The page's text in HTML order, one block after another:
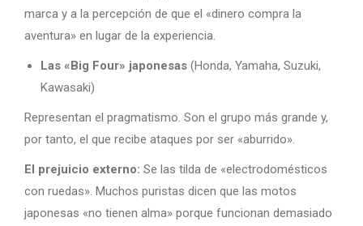
marca y a la percepción de que el «dinero compra la
aventura» en lugar de la experiencia.
Las «Big Four» japonesas (Honda, Yamaha, Suzuki,
Kawasaki)
Representan el pragmatismo. Son el grupo más grande y,
por tanto, el que recibe ataques por ser «aburrido».
El prejuicio externo: Se las tilda de «electrodomésticos
con ruedas». Muchos puristas dicen que las motos
japonesas «no tienen alma» porque funcionan demasiado